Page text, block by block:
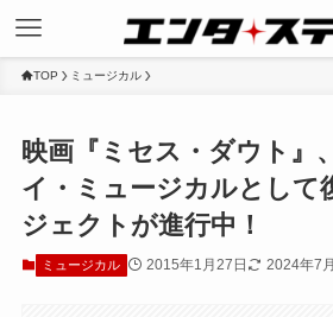
TOP ミュージカル
映画『ミセス・ダウト』
イ・ミュージカルとして
ジェクトが進行中！
ミュージカル 2015年1月27日 2024年7